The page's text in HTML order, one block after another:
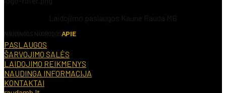
Laidojimo paslaugos Kaune Rauda MB
NAUDINGOS NUORODOSAPIE
PASLAUGOS
ŠARVOJIMO SALĖS
LAIDOJIMO REIKMENYS
NAUDINGA INFORMACIJA
KONTAKTAI